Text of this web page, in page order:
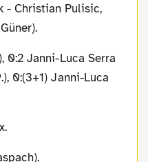
- Christian Pulisic,
0:2 Janni-Luca Serra
0:(3+1) Janni-Luca